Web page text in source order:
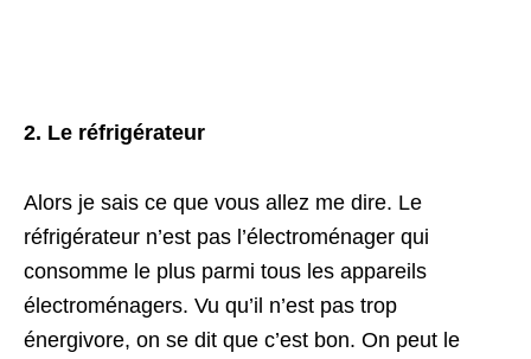
2. Le réfrigérateur
Alors je sais ce que vous allez me dire. Le
réfrigérateur n’est pas l’électroménager qui
consomme le plus parmi tous les appareils
électroménagers. Vu qu’il n’est pas trop
énergivore, on se dit que c’est bon. On peut le